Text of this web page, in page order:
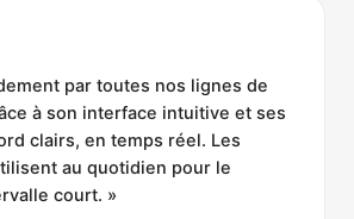
par toutes nos lignes de
à son interface intuitive et ses
clairs, en temps réel. Les
au quotidien pour le
court. »